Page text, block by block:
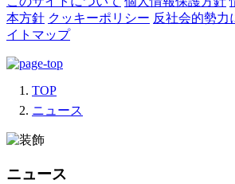
本方針 クッキーポリシー 反社会的勢力
イトマップ
TOP
ニュース
ニュース